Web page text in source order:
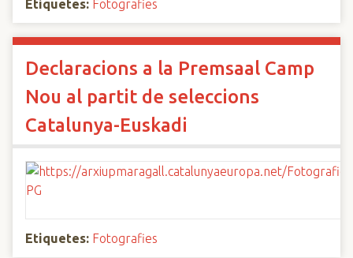
Etiquetes: Fotografies
Declaracions a la Premsaal Camp
Nou al partit de seleccions
Catalunya-Euskadi
Etiquetes: Fotografies